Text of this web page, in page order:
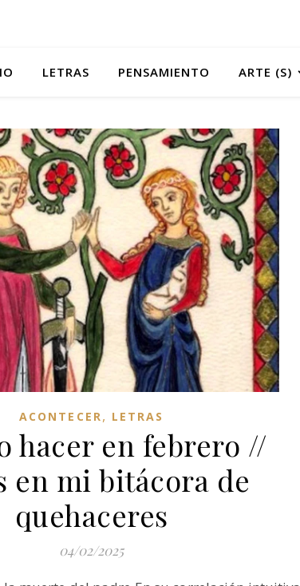
LETRAS PENSAMIENTO ARTE (S)
ACONTECER, LETRAS
hacer en febrero //
en mi bitácora de
quehaceres
04/02/2025